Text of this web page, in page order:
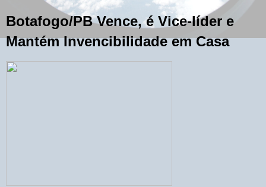
Botafogo/PB Vence, é Vice-líder e
Mantém Invencibilidade em Casa